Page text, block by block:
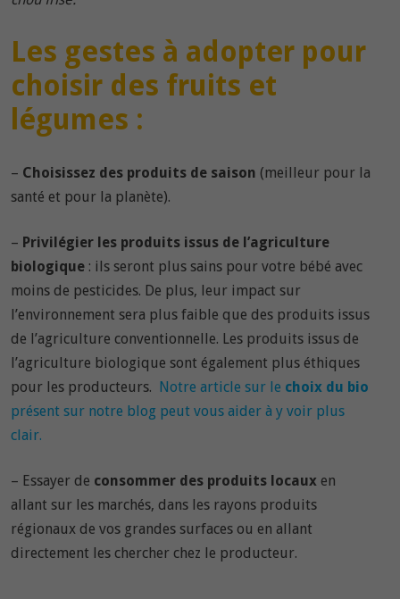
Les gestes à adopter pour
choisir des fruits et
légumes :
– Choisissez des produits de saison (meilleur pour la
santé et pour la planète).
– Privilégier les produits issus de l’agriculture
biologique : ils seront plus sains pour votre bébé avec
moins de pesticides. De plus, leur impact sur
l’environnement sera plus faible que des produits issus
de l’agriculture conventionnelle. Les produits issus de
l’agriculture biologique sont également plus éthiques
pour les producteurs. Notre article sur le choix du bio
présent sur notre blog peut vous aider à y voir plus
clair.
– Essayer de consommer des produits locaux en
allant sur les marchés, dans les rayons produits
régionaux de vos grandes surfaces ou en allant
directement les chercher chez le producteur.